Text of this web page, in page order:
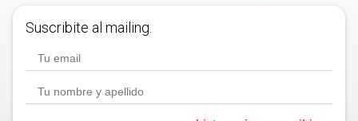
Suscribite al mailing.